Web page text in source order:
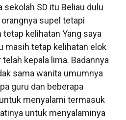
sekolah SD itu Beliau dulu
supel tetapi
kelihatan Yang saya
masih tetap kelihatan elok
kepala lima. Badannya
sama wanita umumnya
guru dan beberapa
menyalami termasuk
untuk menyalaminya